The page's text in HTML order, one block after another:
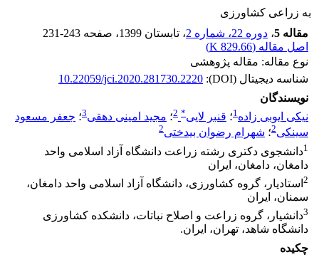
به زراعی کشاورزی
مقاله 5
، دوره 22، شماره 2 ، تابستان 1399 ، صفحه 231-243
اصل مقاله (829.66 K
)
نوع مقاله: مقاله پژوهشی
شناسه دیجیتال (DOI):
10.22059/jci.2020.281730.2220
نویسندگان
نیکی ایوبی زاده1؛ قنبر لایی*
2؛ مجید امینی دهقی3؛ جعفر مسعود
سینکی2؛ شهرام رضوان بیدختی2
1دانشجوی دکتری رشته زراعت دانشگاه آزاد اسلامی واحد
دامغان، دامغان، ایران
2 استادیار، گروه کشاورزی، دانشگاه آزاد اسلامی واحد دامغان،
سمنان، ایران
3دانشیار، گروه زراعت و اصلاح نباتات، دانشکده کشاورزی
دانشگاه شاهد، تهران، ایران.
چکیده